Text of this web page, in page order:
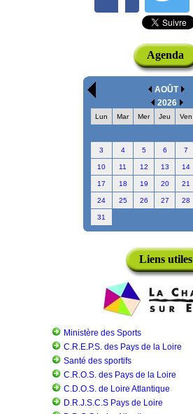
Agenda
AOÛT
2026
Lun Mar Mer Jeu Ven
3 4 5 6 7
10 11 12 13 14
17 18 19 20 21
24 25 26 27 28
31
Liens utiles
Ministère des Sports
C.R.E.P.S. des Pays de la Loire
Santé des sportifs
C.R.O.S. des Pays de la Loire
C.D.O.S. de Loire Atlantique
D.R.J.S.C.S Pays de Loire